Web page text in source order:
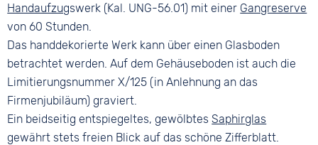
Handaufzugswerk (Kal. UNG-56.01) mit einer Gangreserve
von 60 Stunden.
Das handdekorierte Werk kann über einen Glasboden
betrachtet werden. Auf dem Gehäuseboden ist auch die
Limitierungsnummer X/125 (in Anlehnung an das
Firmenjubiläum) graviert.
Ein beidseitig entspiegeltes, gewölbtesSaphirglas
gewährt stets freien Blick auf das schöne Zifferblatt.